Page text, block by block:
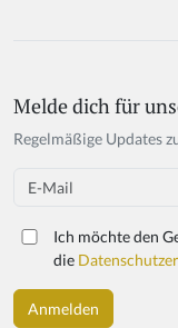
Melde dich für
Regelmäßige Updates
Email
Ich möchte den
die